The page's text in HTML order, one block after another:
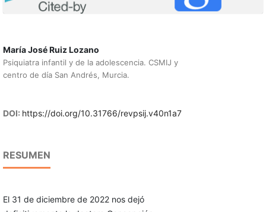
María José Ruiz Lozano
Psiquiatra infantil y de la adolescencia. CSMIJ y
centro de día San Andrés, Murcia.
DOI: https://doi.org/10.31766/revpsij.v40n1a7
RESUMEN
El 31 de diciembre de 2022 nos dejó